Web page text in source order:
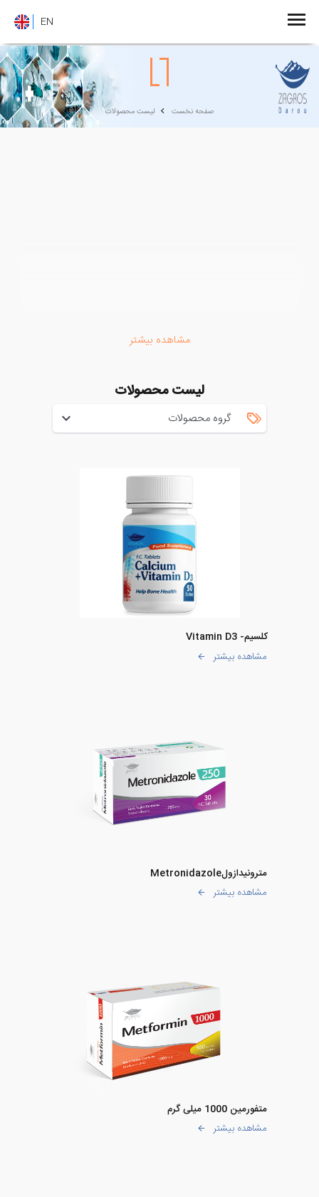
EN
صفحه نخست لیست محصولات
مشاهده بیشتر
لیست محصولات
گروه محصولات
کلسیم- Vitamin D3
مشاهده بیشتر
مترونیدازولMetronidazole
مشاهده بیشتر
متفورمین 1000 میلی گرم
مشاهده بیشتر